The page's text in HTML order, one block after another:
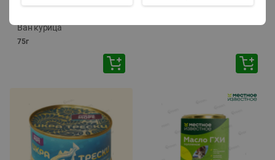
Корм влаж. для кош. с
Ван курица
75г